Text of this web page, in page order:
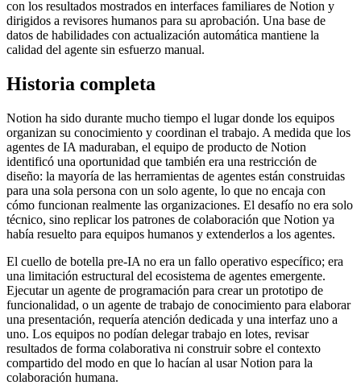
con los resultados mostrados en interfaces familiares de Notion y
dirigidos a revisores humanos para su aprobación. Una base de
datos de habilidades con actualización automática mantiene la
calidad del agente sin esfuerzo manual.
Historia completa
Notion ha sido durante mucho tiempo el lugar donde los equipos
organizan su conocimiento y coordinan el trabajo. A medida que los
agentes de IA maduraban, el equipo de producto de Notion
identificó una oportunidad que también era una restricción de
diseño: la mayoría de las herramientas de agentes están construidas
para una sola persona con un solo agente, lo que no encaja con
cómo funcionan realmente las organizaciones. El desafío no era solo
técnico, sino replicar los patrones de colaboración que Notion ya
había resuelto para equipos humanos y extenderlos a los agentes.
El cuello de botella pre-IA no era un fallo operativo específico; era
una limitación estructural del ecosistema de agentes emergente.
Ejecutar un agente de programación para crear un prototipo de
funcionalidad, o un agente de trabajo de conocimiento para elaborar
una presentación, requería atención dedicada y una interfaz uno a
uno. Los equipos no podían delegar trabajo en lotes, revisar
resultados de forma colaborativa ni construir sobre el contexto
compartido del modo en que lo hacían al usar Notion para la
colaboración humana.